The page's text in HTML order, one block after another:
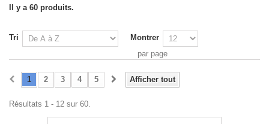
Il y a 60 produits.
Tri
Montrer
par page
Afficher tout
1 2 3 4 5
Résultats 1 - 12 sur 60.